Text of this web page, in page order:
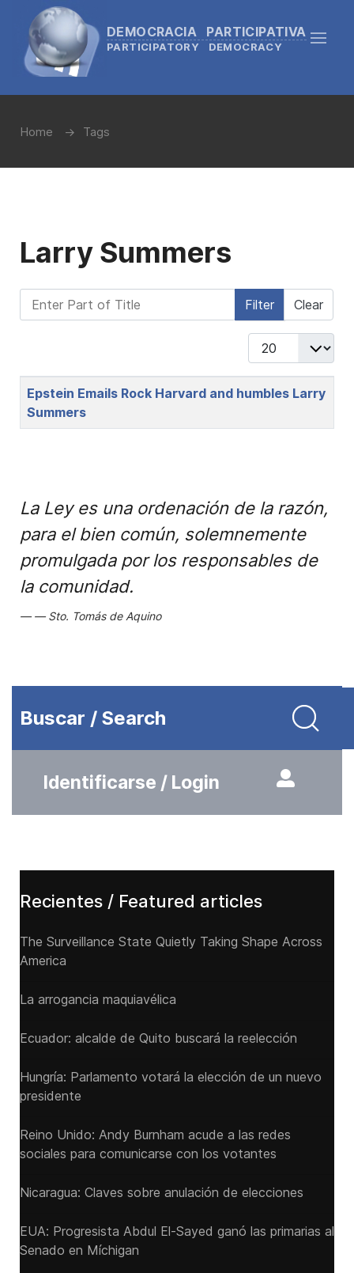
DEMOCRACIA PARTICIPATIVA
PARTICIPATORY DEMOCRACY
Home Tags
Larry Summers
Enter Part of Title Filter Clear
Display #
Title
Epstein Emails Rock Harvard and humbles Larry
Summers
La Ley es una ordenación de la razón,
para el bien común, solemnemente
promulgada por los responsables de
la comunidad.
Sto. Tomás de Aquino
Buscar / Search
Identificarse / Login
Recientes / Featured articles
The Surveillance State Quietly Taking Shape Across
America
La arrogancia maquiavélica
Ecuador: alcalde de Quito buscará la reelección
Hungría: Parlamento votará la elección de un nuevo
presidente
Reino Unido: Andy ‌Burnham acude a las redes
sociales para comunicarse con los votantes
Nicaragua: Claves sobre anulación de elecciones
EUA: Progresista Abdul El-Sayed ganó las primarias al
Senado ‌en Míchigan